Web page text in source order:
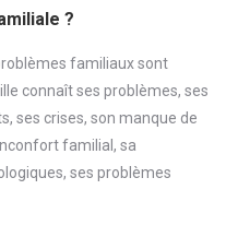
?
familiaux sont
connaît ses problèmes, ses
ses crises, son manque de
familial, sa
ses problèmes